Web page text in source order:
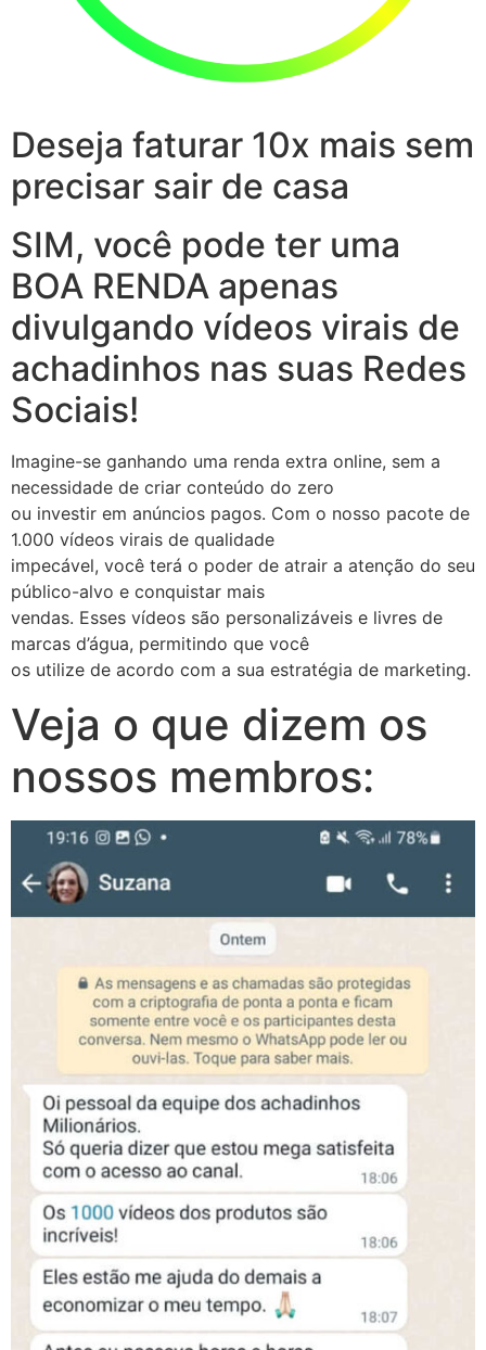
Deseja faturar 10x mais sem
precisar sair de casa
SIM, você pode ter uma
BOA RENDA apenas
divulgando vídeos virais de
achadinhos nas suas Redes
Sociais!
Imagine-se ganhando uma renda extra online, sem a
necessidade de criar conteúdo do zero
ou investir em anúncios pagos. Com o nosso pacote de
1.000 vídeos virais de qualidade
impecável, você terá o poder de atrair a atenção do seu
público-alvo e conquistar mais
vendas. Esses vídeos são personalizáveis e livres de
marcas d’água, permitindo que você
os utilize de acordo com a sua estratégia de marketing.
Veja o que dizem os
nossos membros: